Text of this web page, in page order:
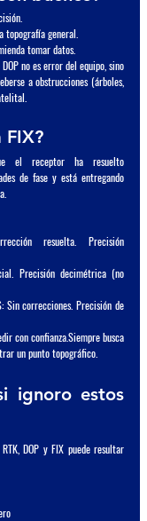
topografía general.
tomar datos.
no es error del equipo, sino
a obstrucciones (árboles,
FIX?
el receptor ha resuelto
de fase y está entregando
resuelta. Precisión
Precisión decimétrica (no
Sin correcciones. Precisión de
con confianza.Siempre busca
un punto topográfico.
DOP y FIX puede resultar